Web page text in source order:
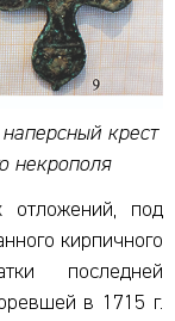
крест
некрополя
отложений, под
кирпичного
последней
в 1715 г.